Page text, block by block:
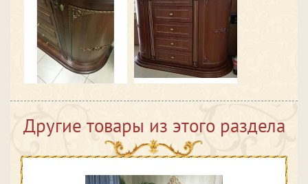
Другие товары из этого раздела